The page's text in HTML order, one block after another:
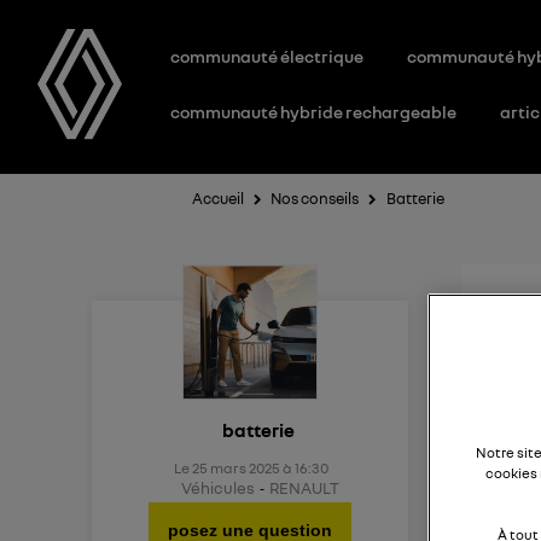
communauté électrique communauté
communauté hybride rechargeable
Accueil Nos conseils Batterie
batterie
Le 25 mars 2025 à 16:30
Véhicules RENAULT
posez une question
Notre
cookies
À tout